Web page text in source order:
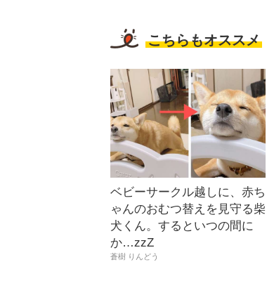
こちらもオススメ
ベビーサークル越しに、赤ち
ゃんのおむつ替えを見守る柴
犬くん。するといつの間に
か…zzZ
蒼樹 りんどう